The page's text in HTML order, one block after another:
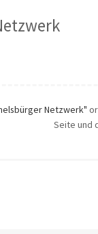
Netzwerk"
Seite und